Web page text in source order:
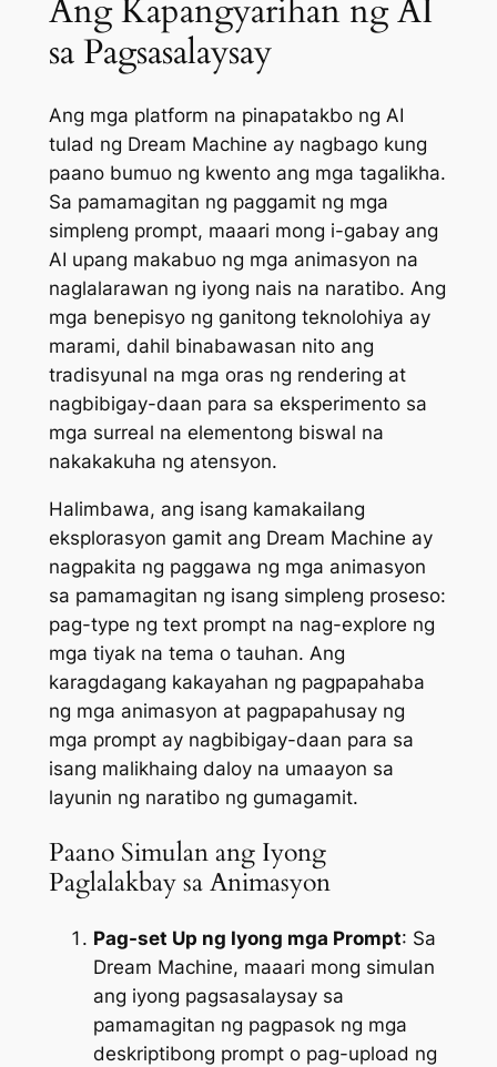
Ang Kapangyarihan ng AI
sa Pagsasalaysay
Ang mga platform na pinapatakbo ng AI
tulad ng Dream Machine ay nagbago kung
paano bumuo ng kwento ang mga tagalikha.
Sa pamamagitan ng paggamit ng mga
simpleng prompt, maaari mong i-gabay ang
AI upang makabuo ng mga animasyon na
naglalarawan ng iyong nais na naratibo. Ang
mga benepisyo ng ganitong teknolohiya ay
marami, dahil binabawasan nito ang
tradisyunal na mga oras ng rendering at
nagbibigay-daan para sa eksperimento sa
mga surreal na elementong biswal na
nakakakuha ng atensyon.
Halimbawa, ang isang kamakailang
eksplorasyon gamit ang Dream Machine ay
nagpakita ng paggawa ng mga animasyon
sa pamamagitan ng isang simpleng proseso:
pag-type ng text prompt na nag-explore ng
mga tiyak na tema o tauhan. Ang
karagdagang kakayahan ng pagpapahaba
ng mga animasyon at pagpapahusay ng
mga prompt ay nagbibigay-daan para sa
isang malikhaing daloy na umaayon sa
layunin ng naratibo ng gumagamit.
Paano Simulan ang Iyong
Paglalakbay sa Animasyon
Pag-set Up ng Iyong mga Prompt: Sa
Dream Machine, maaari mong simulan
ang iyong pagsasalaysay sa
pamamagitan ng pagpasok ng mga
deskriptibong prompt o pag-upload ng